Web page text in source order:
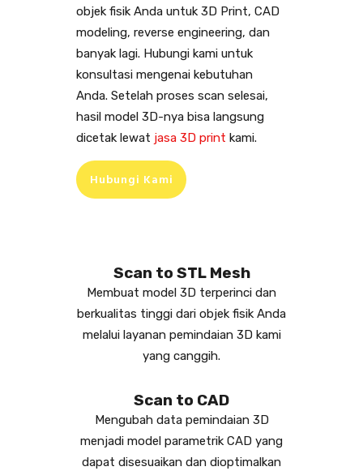
objek fisik Anda untuk 3D Print, CAD
modeling, reverse engineering, dan
banyak lagi. Hubungi kami untuk
konsultasi mengenai kebutuhan
Anda. Setelah proses scan selesai,
hasil model 3D-nya bisa langsung
dicetak lewat jasa 3D print kami.
Hubungi Kami
Scan to STL Mesh
Membuat model 3D terperinci dan
berkualitas tinggi dari objek fisik Anda
melalui layanan pemindaian 3D kami
yang canggih.
Scan to CAD
Mengubah data pemindaian 3D
menjadi model parametrik CAD yang
dapat disesuaikan dan dioptimalkan